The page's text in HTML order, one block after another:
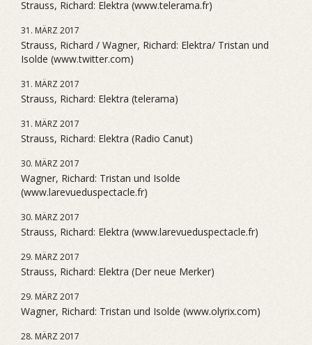
Strauss, Richard: Elektra (www.telerama.fr)
31. MÄRZ 2017
Strauss, Richard / Wagner, Richard: Elektra/ Tristan und
Isolde (www.twitter.com)
31. MÄRZ 2017
Strauss, Richard: Elektra (telerama)
31. MÄRZ 2017
Strauss, Richard: Elektra (Radio Canut)
30. MÄRZ 2017
Wagner, Richard: Tristan und Isolde
(www.larevueduspectacle.fr)
30. MÄRZ 2017
Strauss, Richard: Elektra (www.larevueduspectacle.fr)
29. MÄRZ 2017
Strauss, Richard: Elektra (Der neue Merker)
29. MÄRZ 2017
Wagner, Richard: Tristan und Isolde (www.olyrix.com)
28. MÄRZ 2017